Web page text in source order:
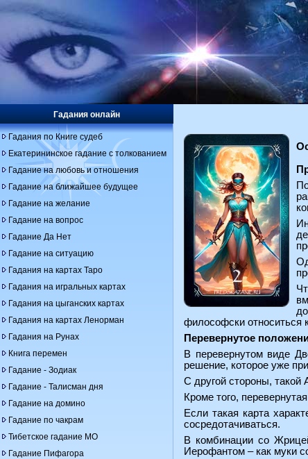
философски относиться
Перевернутое
В перевернутом виде
решение, которое уже
С другой стороны, такой
Кроме того,
Если такая карта
сосредотачиваться.
В комбинации со
Иерофантом – как муки
Гадания онлайн
Гадания по Книге судеб
Екатерининское гадание с толкованием
Гадание на любовь и отношения
Гадание на ближайшее будущее
Гадание на желание
Гадание на вопрос
Гадание Да Нет
Гадание на ситуацию
Гадания на картах Таро
Гадания на игральных картах
Гадания на цыганских картах
Гадания на картах Ленорман
Гадания на Рунах
Книга перемен
Гадание - Зодиак
Гадание - Талисман дня
Гадание на домино
Гадание по чакрам
Тибетское гадание МО
Гадание Пифагора